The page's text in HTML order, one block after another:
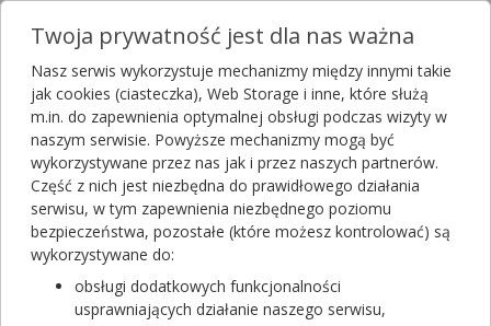
Stan przedzawałowy —
rozpoznaj objawy! Przyczyny,
pierwsza pomoc, leczenie
Publikacja: 2025-08-21 15:42 Aktualizacja: 2025-08-21 16:05
hospitalizacji. Jest stanem bardzo poważnym, mogącym
skutkować nawet śmiercią. Nie każdy wie, że często bywa on
Autor
Artykuł rekomendowany przez:
magister farmacji Bartłomiej Łuczyński
Twoja prywatność jest dla nas ważna
Nasz serwis wykorzystuje mechanizmy między innymi takie
jak cookies (ciasteczka), Web Storage i inne, które służą
m.in. do zapewnienia optymalnej obsługi podczas wizyty w
naszym serwisie. Powyższe mechanizmy mogą być
wykorzystywane przez nas jak i przez naszych partnerów.
Część z nich jest niezbędna do prawidłowego działania
serwisu, w tym zapewnienia niezbędnego poziomu
bezpieczeństwa, pozostałe (które możesz kontrolować) są
wykorzystywane do:
obsługi dodatkowych funkcjonalności
usprawniających działanie naszego serwisu,